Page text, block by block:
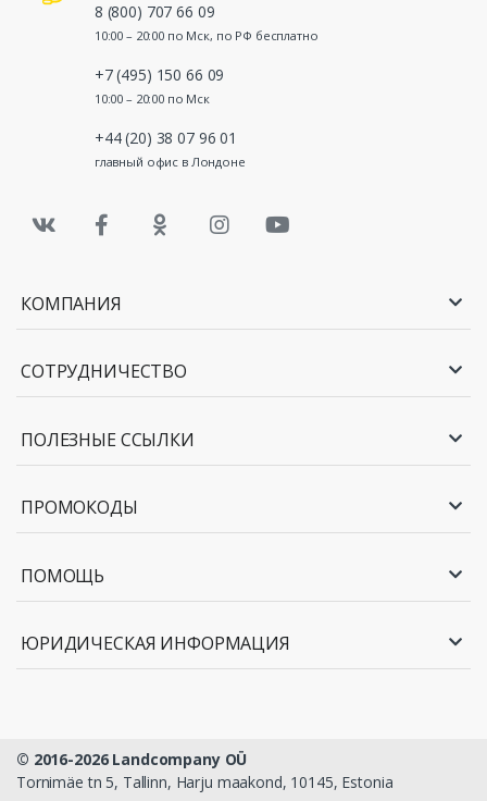
8 (800) 707 66 09
10:00 – 20:00 по Мск, по РФ бесплатно
+7 (495) 150 66 09
10:00 – 20:00 по Мск
+44 (20) 38 07 96 01
главный офис в Лондоне
КОМПАНИЯ
СОТРУДНИЧЕСТВО
ПОЛЕЗНЫЕ ССЫЛКИ
ПРОМОКОДЫ
ПОМОЩЬ
ЮРИДИЧЕСКАЯ ИНФОРМАЦИЯ
© 2016-2026 Landcompany OÜ
Tornimäe tn 5, Tallinn, Harju maakond, 10145, Estonia